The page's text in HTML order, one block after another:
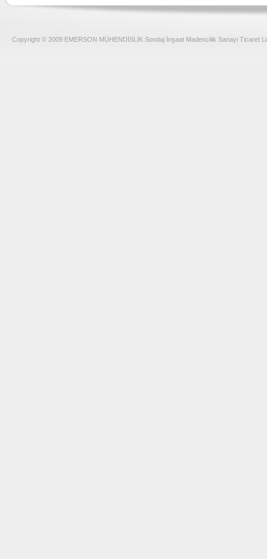
Copyright © 2009 EMERSON MÜHENDİSLİK Sondaj İnşaat Madencilik Sanayi Ticaret